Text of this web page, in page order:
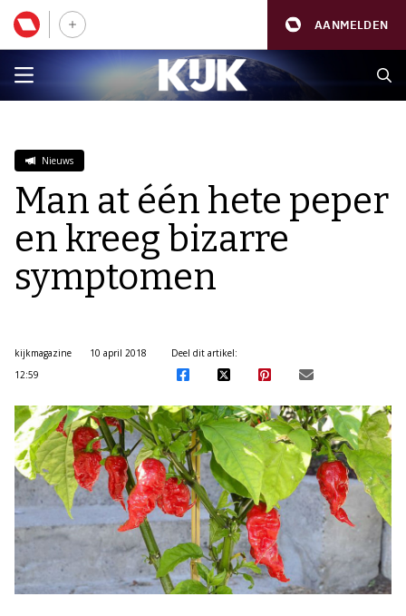
AANMELDEN
Nieuws
Man at één hete peper
en kreeg bizarre
symptomen
kijkmagazine
10 april 2018
12:59
Deel dit artikel: